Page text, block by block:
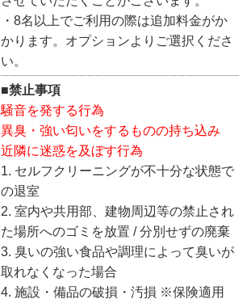
・8名以上でご利用の際は追加料金がか
かります。オプションよりご選択くださ
い。
■禁止事項
騒音を発する行為
異臭・強い匂いをするものの持ち込み
近隣に迷惑を及ぼす行為
1. セルフクリーニングが不十分な状態で
の退室
2. 室内や共用部、建物周辺等の禁止され
た場所へのゴミを放置 / 分別せずの廃棄
3. 臭いの強い食品や調理によって臭いが
取れなくなった場合
4. 施設・備品の破損・汚損 ※保険適用